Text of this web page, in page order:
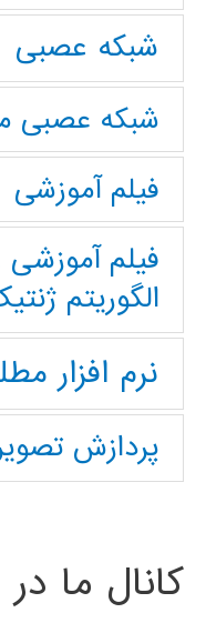
شبکه عصبی
شبکه عصبی
فیلم آموزشی
فیلم آموزشی
الگوریتم
نرم افزار
پردازش
کانال ما